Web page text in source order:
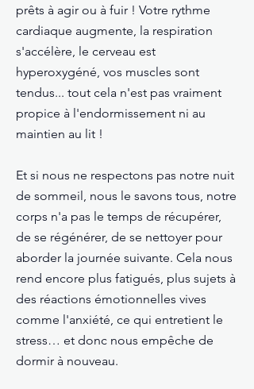
prêts à agir ou à fuir ! Votre rythme
cardiaque augmente, la respiration
s'accélère, le cerveau est
hyperoxygéné, vos muscles sont
tendus... tout cela n'est pas vraiment
propice à l'endormissement ni au
maintien au lit !
Et si nous ne respectons pas notre nuit
de sommeil, nous le savons tous, notre
corps n'a pas le temps de récupérer,
de se régénérer, de se nettoyer pour
aborder la journée suivante. Cela nous
rend encore plus fatigués, plus sujets à
des réactions émotionnelles vives
comme l'anxiété, ce qui entretient le
stress… et donc nous empêche de
dormir à nouveau.